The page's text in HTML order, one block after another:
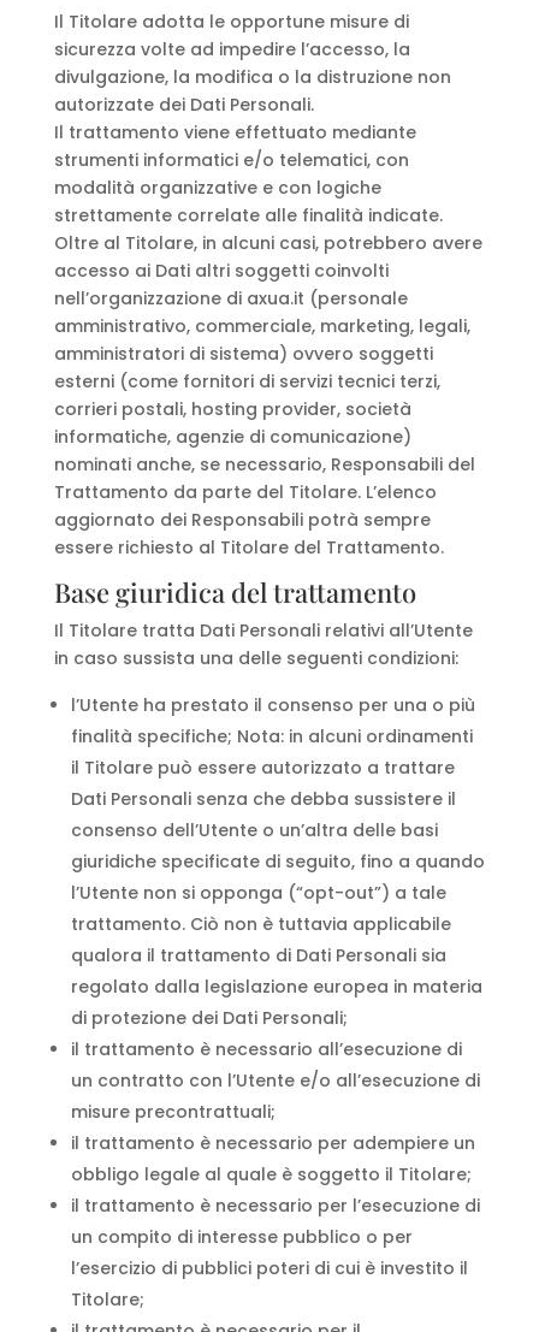
Il Titolare adotta le opportune misure di
sicurezza volte ad impedire l’accesso, la
divulgazione, la modifica o la distruzione non
autorizzate dei Dati Personali.
Il trattamento viene effettuato mediante
strumenti informatici e/o telematici, con
modalità organizzative e con logiche
strettamente correlate alle finalità indicate.
Oltre al Titolare, in alcuni casi, potrebbero avere
accesso ai Dati altri soggetti coinvolti
nell’organizzazione di axua.it (personale
amministrativo, commerciale, marketing, legali,
amministratori di sistema) ovvero soggetti
esterni (come fornitori di servizi tecnici terzi,
corrieri postali, hosting provider, società
informatiche, agenzie di comunicazione)
nominati anche, se necessario, Responsabili del
Trattamento da parte del Titolare. L’elenco
aggiornato dei Responsabili potrà sempre
essere richiesto al Titolare del Trattamento.
Base giuridica del trattamento
Il Titolare tratta Dati Personali relativi all’Utente
in caso sussista una delle seguenti condizioni:
l’Utente ha prestato il consenso per una o più
finalità specifiche; Nota: in alcuni ordinamenti
il Titolare può essere autorizzato a trattare
Dati Personali senza che debba sussistere il
consenso dell’Utente o un’altra delle basi
giuridiche specificate di seguito, fino a quando
l’Utente non si opponga (“opt-out”) a tale
trattamento. Ciò non è tuttavia applicabile
qualora il trattamento di Dati Personali sia
regolato dalla legislazione europea in materia
di protezione dei Dati Personali;
il trattamento è necessario all’esecuzione di
un contratto con l’Utente e/o all’esecuzione di
misure precontrattuali;
il trattamento è necessario per adempiere un
obbligo legale al quale è soggetto il Titolare;
il trattamento è necessario per l’esecuzione di
un compito di interesse pubblico o per
l’esercizio di pubblici poteri di cui è investito il
Titolare;